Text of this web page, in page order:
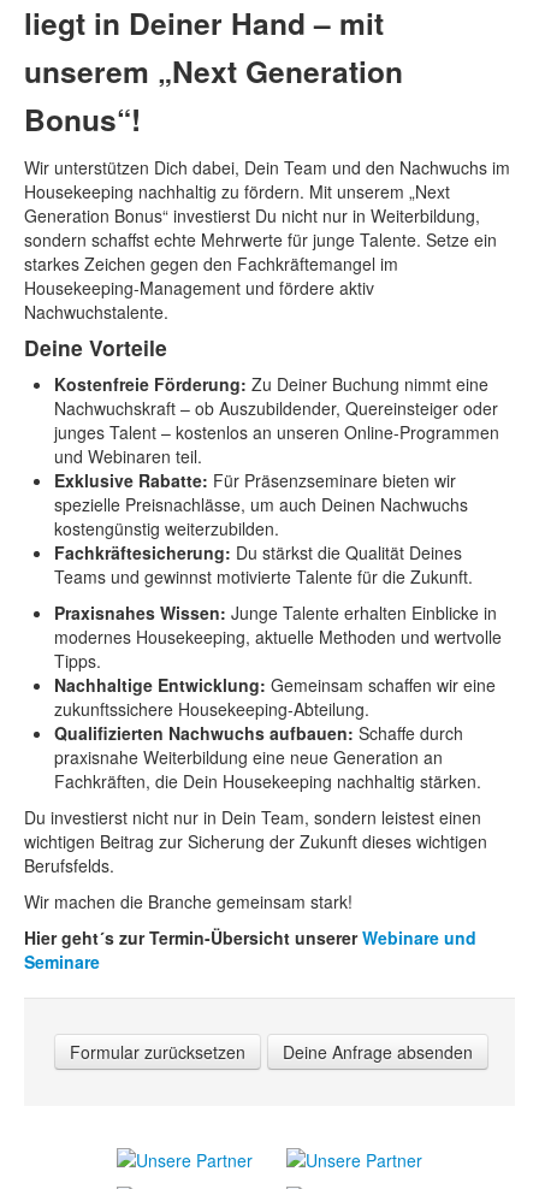
liegt in Deiner Hand – mit
unserem „Next Generation
Bonus“!
Wir unterstützen Dich dabei, Dein Team und den Nachwuchs im
Housekeeping nachhaltig zu fördern. Mit unserem „Next
Generation Bonus“ investierst Du nicht nur in Weiterbildung,
sondern schaffst echte Mehrwerte für junge Talente. Setze ein
starkes Zeichen gegen den Fachkräftemangel im
Housekeeping-Management und fördere aktiv
Nachwuchstalente.
Deine Vorteile
Kostenfreie Förderung: Zu Deiner Buchung nimmt eine
Nachwuchskraft – ob Auszubildender, Quereinsteiger oder
junges Talent – kostenlos an unseren Online-Programmen
und Webinaren teil.
Exklusive Rabatte: Für Präsenzseminare bieten wir
spezielle Preisnachlässe, um auch Deinen Nachwuchs
kostengünstig weiterzubilden.
Fachkräftesicherung: Du stärkst die Qualität Deines
Teams und gewinnst motivierte Talente für die Zukunft.
Praxisnahes Wissen: Junge Talente erhalten Einblicke in
modernes Housekeeping, aktuelle Methoden und wertvolle
Tipps.
Nachhaltige Entwicklung: Gemeinsam schaffen wir eine
zukunftssichere Housekeeping-Abteilung.
Qualifizierten Nachwuchs aufbauen: Schaffe durch
praxisnahe Weiterbildung eine neue Generation an
Fachkräften, die Dein Housekeeping nachhaltig stärken.
Du investierst nicht nur in Dein Team, sondern leistest einen
wichtigen Beitrag zur Sicherung der Zukunft dieses wichtigen
Berufsfelds.
Wir machen die Branche gemeinsam stark!
Hier geht´s zur Termin-Übersicht unsererWebinare und
Seminare
Formular zurücksetzen Deine Anfrage absenden